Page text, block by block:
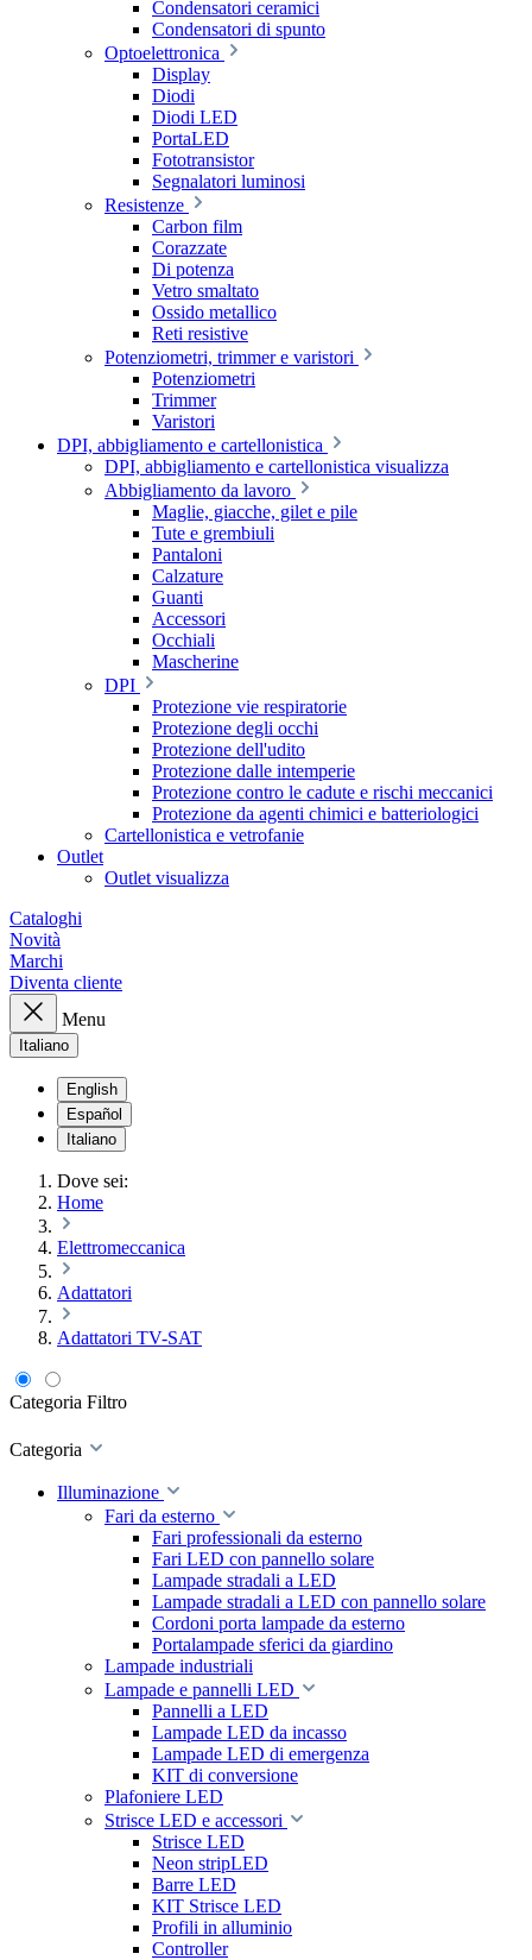
Condensatori ceramici
Condensatori di spunto
Optoelettronica
Display
Diodi
Diodi LED
PortaLED
Fototransistor
Segnalatori luminosi
Resistenze
Carbon film
Corazzate
Di potenza
Vetro smaltato
Ossido metallico
Reti resistive
Potenziometri, trimmer e varistori
Potenziometri
Trimmer
Varistori
DPI, abbigliamento e cartellonistica
DPI, abbigliamento e cartellonistica visualizza
Abbigliamento da lavoro
Maglie, giacche, gilet e pile
Tute e grembiuli
Pantaloni
Calzature
Guanti
Accessori
Occhiali
Mascherine
DPI
Protezione vie respiratorie
Protezione degli occhi
Protezione dell'udito
Protezione dalle intemperie
Protezione contro le cadute e rischi meccanici
Protezione da agenti chimici e batteriologici
Cartellonistica e vetrofanie
Outlet
Outlet visualizza
Cataloghi
Novità
Marchi
Diventa cliente
Menu
Italiano
English
Español
Italiano
Dove sei:
Home
Elettromeccanica
Adattatori
Adattatori TV-SAT
Categoria Filtro
Categoria
Illuminazione
Fari da esterno
Fari professionali da esterno
Fari LED con pannello solare
Lampade stradali a LED
Lampade stradali a LED con pannello solare
Cordoni porta lampade da esterno
Portalampade sferici da giardino
Lampade industriali
Lampade e pannelli LED
Pannelli a LED
Lampade LED da incasso
Lampade LED di emergenza
KIT di conversione
Plafoniere LED
Strisce LED e accessori
Strisce LED
Neon stripLED
Barre LED
KIT Strisce LED
Profili in alluminio
Controller